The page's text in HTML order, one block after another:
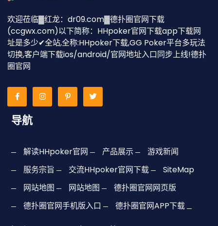
欢迎莅临▓红龙：dr09.com▓德扑圈官网下载
(ccgwx.com)以下简称：HHpoker官网下载app下载网
址是多少✔全站,全称:HHpoker下载,GG Poker平台多玩法
切换,客户端下载ios/android/官网地址入口同步上线!德扑
圈官网
导航
解读HHpoker官网 产品展示
游戏新闻
服务宗旨
交流HHpoker官网下载
SiteMap
网站地图
网站地图
德扑圈官网网页版
德扑圈官网手机版入口
德扑圈官网APP下载